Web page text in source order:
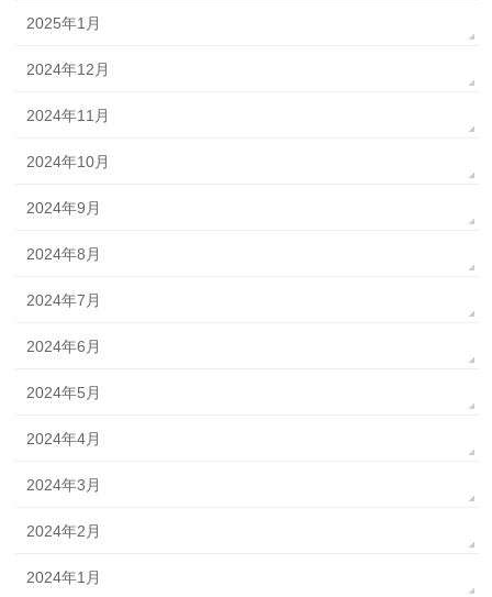
2025年1月
2024年12月
2024年11月
2024年10月
2024年9月
2024年8月
2024年7月
2024年6月
2024年5月
2024年4月
2024年3月
2024年2月
2024年1月